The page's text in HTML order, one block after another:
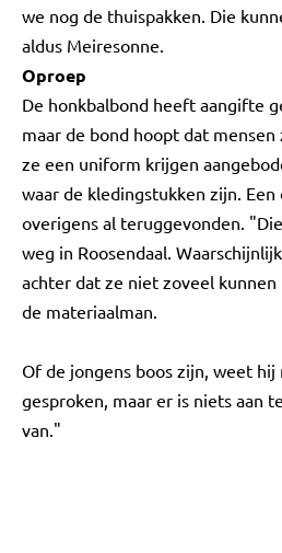
we nog de thuispakken. Die
aldus Meiresonne.
Oproep
De honkbalbond heeft aangifte
maar de bond hoopt dat
ze een uniform krijgen
waar de kledingstukken zijn.
overigens al teruggevonden.
weg in Roosendaal.
achter dat ze niet zoveel
de materiaalman.
Of de jongens boos zijn, weet
gesproken, maar er is niets aan
van."